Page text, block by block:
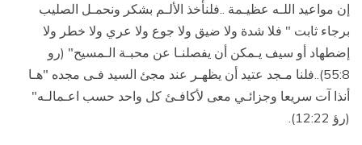
إن مواعيد اللـه عظيـمة ..فلنأخذ الألـم بشكر ونحمـل الصليب
برجاء ثابت " فلا شدة ولا ضيق ولا جوع ولا عري ولا خطر ولا
إضطهاد أو سيف يـمكن أن يفصلنـا عن محبـة الـمسيح" (رو
55:8)..فلنا مـجد عتيد أن يظهـر عند مجئ السيد فـى مجده "هـا
أنذا آت سريعا وجزائـي معى لأكافـئ كل واحد حسب اعـمالـه"
(رؤ 12:22).